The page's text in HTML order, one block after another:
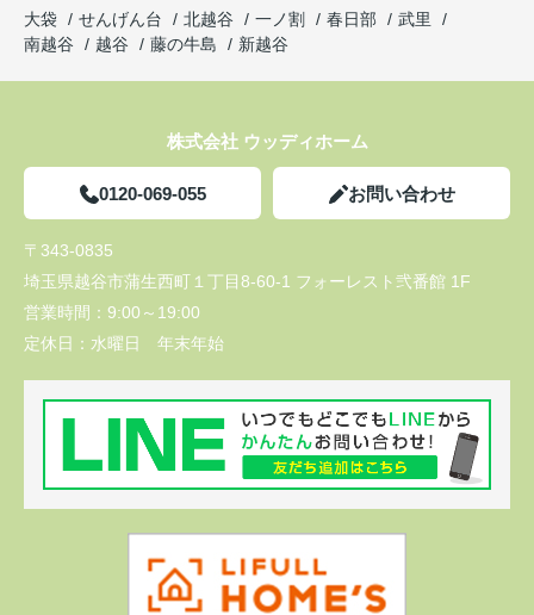
大袋
せんげん台 北越谷 一ノ割 春日部
武里
南越谷
越谷 藤の牛島 新越谷
株式会社 ウッディホーム
0120-069-055 お問い合わせ
〒343-0835
埼玉県越谷市蒲生西町１丁目8-60-1 フォーレスト弐番館 1F
営業時間： 9:00～19:00
定休日： 水曜日 年末年始